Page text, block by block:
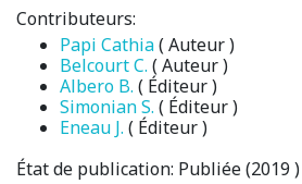
Contributeurs:
Papi Cathia( Auteur )
Belcourt C. ( Auteur )
Albero B. ( Éditeur )
Simonian S. ( Éditeur )
Eneau J. ( Éditeur )
État de publication: Publiée (2019 )